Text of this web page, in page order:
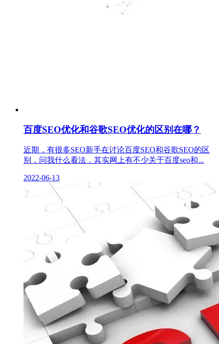
百度SEO优化和谷歌SEO优化的区别在哪？
近期，有很多SEO新手在讨论百度SEO和谷歌SEO的区
别，问我什么看法，其实网上有不少关于百度seo和...
2022-06-13